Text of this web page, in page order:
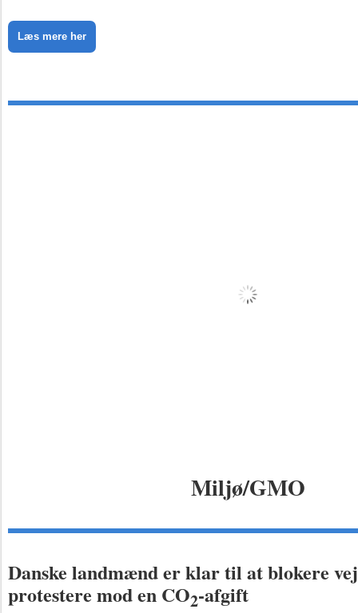
Læs mere her
Miljø/GMO
Danske landmænd er klar til at blokere
protestere mod en CO2-afgift